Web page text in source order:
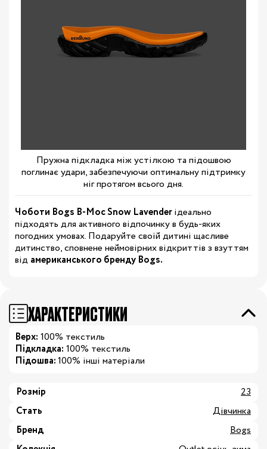
Пружна підкладка між устілкою та підошвою
поглинає удари, забезпечуючи оптимальну підтримку
ніг протягом всього дня.
Чоботи Bogs B-Moc Snow Lavenderідеально
підходять для активного відпочинку в будь-яких
погодних умовах. Подаруйте своїй дитині щасливе
дитинство, сповнене неймовірних відкриттів з взуттям
від американського бренду Bogs.
ХАРАКТЕРИСТИКИ
Верх: 100% текстиль
Підкладка: 100% текстиль
Підошва:100% інші матеріали
Розмір
23
Стать
Дівчинка
Бренд
Bogs